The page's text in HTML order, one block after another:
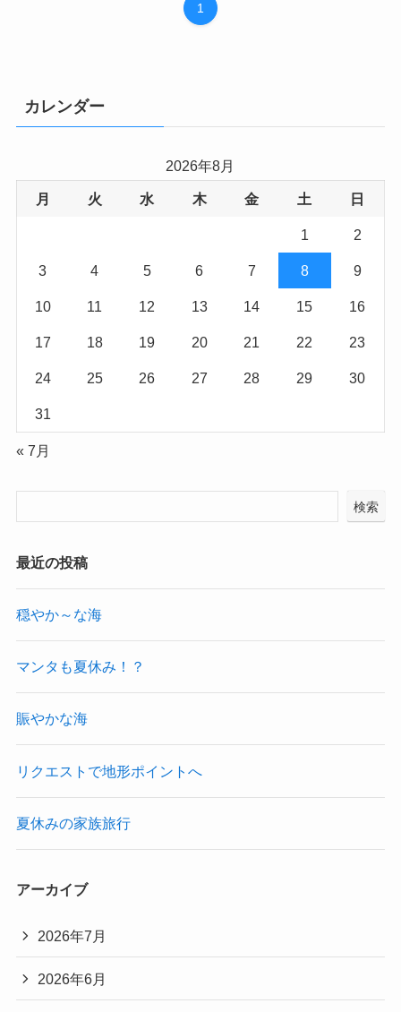
1
カレンダー
2026年8月
月 火 水 木 金 土 日
1 2
3 4 5 6 7 8 9
10 11 12 13 14 15 16
17 18 19 20 21 22 23
24 25 26 27 28 29 30
31
« 7月
検索
最近の投稿
穏やか～な海
マンタも夏休み！？
賑やかな海
リクエストで地形ポイントへ
夏休みの家族旅行
アーカイブ
2026年7月
2026年6月